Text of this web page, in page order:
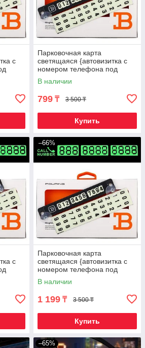
с
Парковочная карта
светящаяся {автовизитка с
номером телефона под
стекло} FOURING B
(Золотая)
В наличии
799 ₸ 3 500 ₸
Купить
с
–66%
Парковочная карта
светящаяся {автовизитка с
номером телефона под
стекло} FOURING B (Синий)
В наличии
1 199 ₸ 3 500 ₸
Купить
–65%